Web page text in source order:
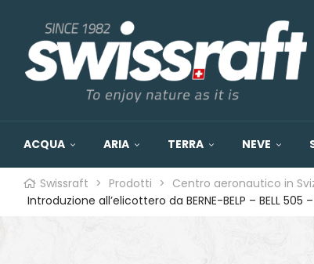
ACQUA ARIA TERRA NEVE
Swissraft > Prodotti > Centro aeronautico in
Introduzione all’elicottero da BERNE-BELP – BELL 505